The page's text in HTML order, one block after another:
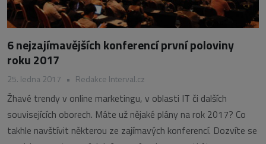
6 nejzajímavějších konferencí první poloviny
roku 2017
25. ledna 2017 • Redakce Interval.cz
Žhavé trendy v online marketingu, v oblasti IT či dalších
souvisejících oborech. Máte už nějaké plány na rok 2017? Co
takhle navštívit některou ze zajímavých konferencí. Dozvíte se